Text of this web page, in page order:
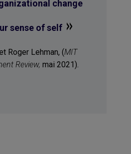
change
sense of self»
Roger Lehman, (MIT
Review, mai 2021).